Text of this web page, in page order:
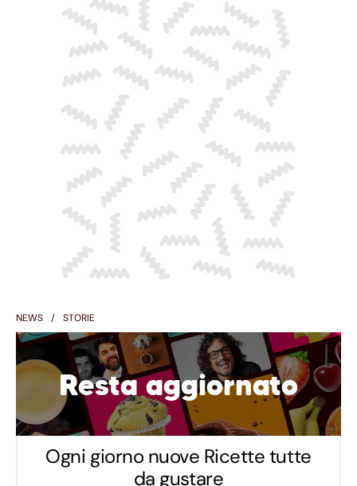
NEWS STORIE
Resta aggiornato
Ogni giorno nuove Ricette tutte
da gustare